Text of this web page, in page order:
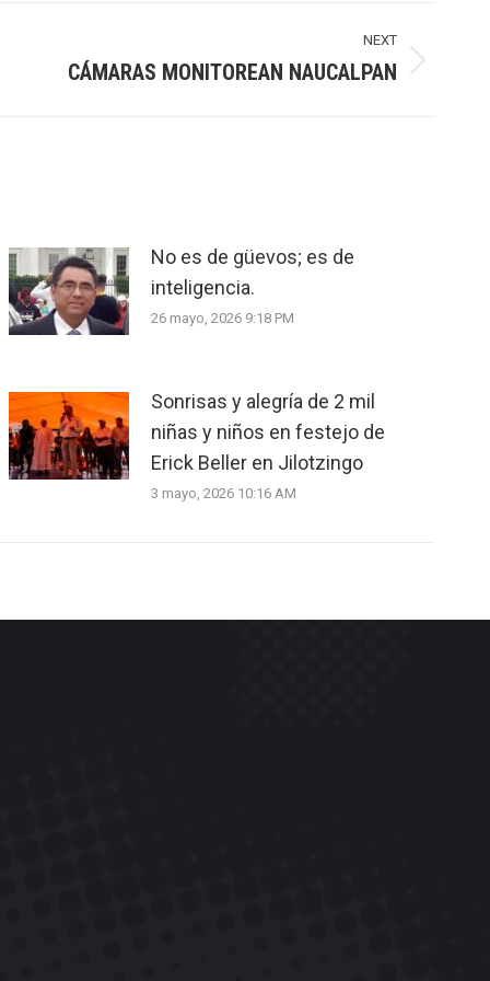
NEXT
CÁMARAS MONITOREAN NAUCALPAN
No es de güevos; es de
inteligencia.
26 mayo, 2026 9:18 PM
Sonrisas y alegría de 2 mil
niñas y niños en festejo de
Erick Beller en Jilotzingo
3 mayo, 2026 10:16 AM